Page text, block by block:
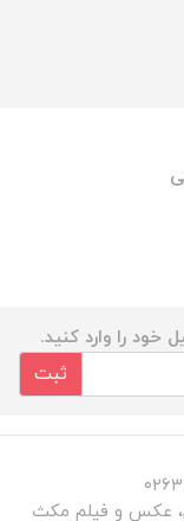
خود را وارد کنید.
ثبت